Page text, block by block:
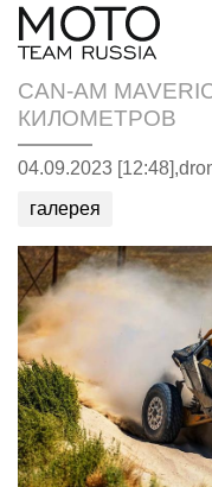
CAN-AM
КИЛОМЕТРОВ
04.09.2023 [12:48],
галерея